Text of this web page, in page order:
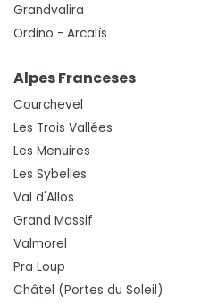
Grandvalira
Ordino - Arcalís
Alpes Franceses
Courchevel
Les Trois Vallées
Les Menuires
Les Sybelles
Val d'Allos
Grand Massif
Valmorel
Pra Loup
Châtel (Portes du Soleil)